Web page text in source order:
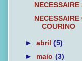
NECESSAIRE
NECESSAIRE
COURINO
► abril (5)
► maio (3)